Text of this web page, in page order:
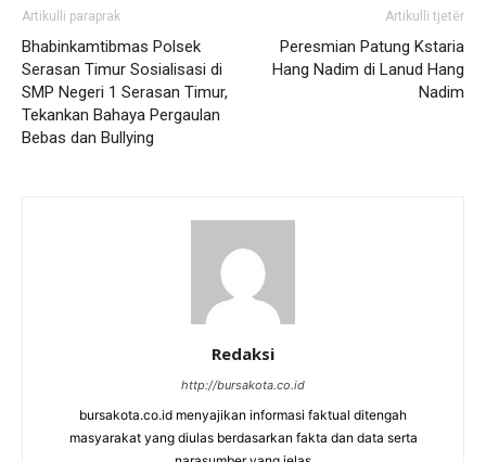
Artikulli paraprak
Bhabinkamtibmas Polsek
Serasan Timur Sosialisasi di
SMP Negeri 1 Serasan Timur,
Tekankan Bahaya Pergaulan
Bebas dan Bullying
Artikulli tjetër
Peresmian Patung Kstaria
Hang Nadim di Lanud Hang
Nadim
Redaksi
http://bursakota.co.id
bursakota.co.id menyajikan informasi faktual ditengah
masyarakat yang diulas berdasarkan fakta dan data serta